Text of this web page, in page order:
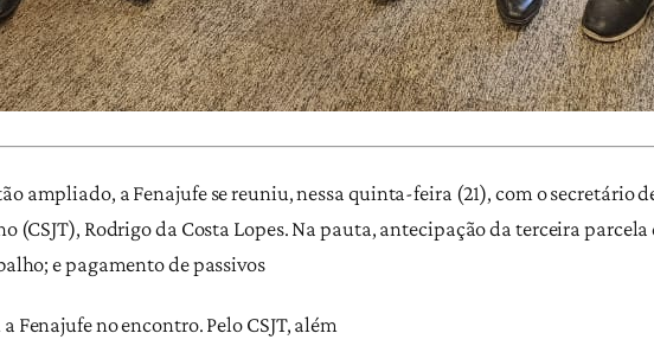
ampliado, a Fenajufe se reuniu, nessa quinta-feira (21), com o secretário
(CSJT), Rodrigo da Costa Lopes. Na pauta, antecipação da terceira
e pagamento de passivos
Fenajufe no encontro. Pelo CSJT, além